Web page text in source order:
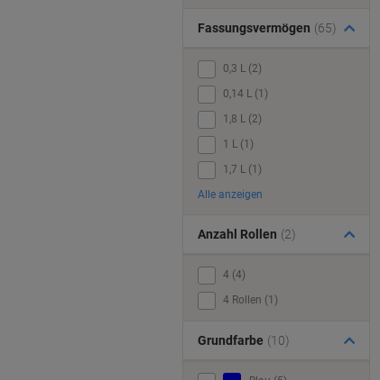
Fassungsvermögen (65)
0,3 L (2)
0,14 L (1)
1,8 L (2)
1 L (1)
1,7 L (1)
Alle anzeigen
Anzahl Rollen (2)
4 (4)
4 Rollen (1)
Grundfarbe (10)